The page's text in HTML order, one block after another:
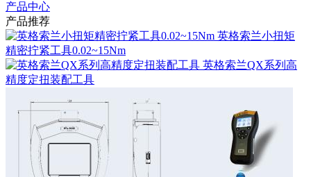
产品中心
产品推荐
英格索兰小扭矩
精密拧紧工具0.02~15Nm
英格索兰QX系列高
精度定扭装配工具